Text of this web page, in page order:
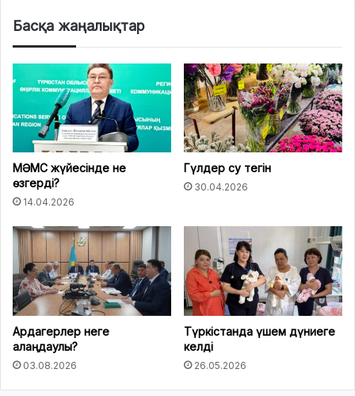
Басқа жаңалықтар
МӘМС жүйесінде не
өзгерді?
14.04.2026
Гүлдер су тегін
30.04.2026
Ардагерлер неге
алаңдаулы?
03.08.2026
Түркістанда үшем дүниеге
келді
26.05.2026